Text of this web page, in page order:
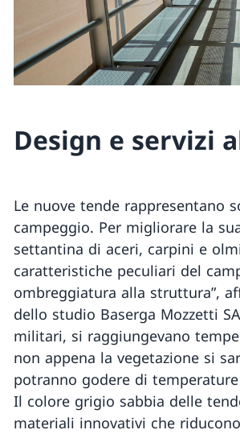
Design e servizi
Le nuove tende rappresentano
campeggio. Per migliorare la
settantina di aceri, carpini e
caratteristiche peculiari del
ombreggiatura alla struttura”,
dello studio Baserga Mozzetti
militari, si raggiungevano
non appena la vegetazione si
potranno godere di
Il colore grigio sabbia delle
materiali innovativi che